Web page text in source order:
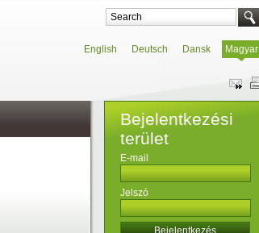
English Deutsch Dansk Magyar
Bejelentkezési
terület
E-mail
Jelszó